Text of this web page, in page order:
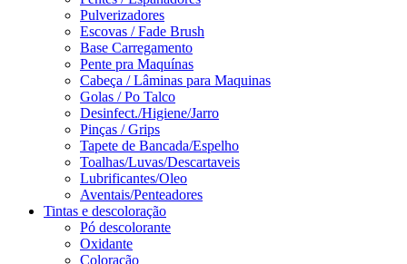
Pulverizadores
Escovas / Fade Brush
Base Carregamento
Pente pra Maquínas
Cabeça / Lâminas para Maquinas
Golas / Po Talco
Desinfect./Higiene/Jarro
Pinças / Grips
Tapete de Bancada/Espelho
Toalhas/Luvas/Descartaveis
Lubrificantes/Oleo
Aventais/Penteadores
Tintas e descoloração
Pó descolorante
Oxidante
Coloração